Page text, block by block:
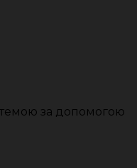
за допомогою